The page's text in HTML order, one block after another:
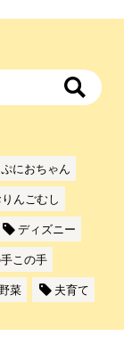
ぷにおちゃん
んごむし
ディズニー
この手
菜 夫育て